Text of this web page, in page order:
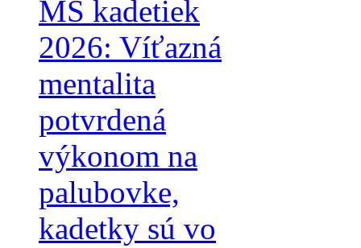
MS kadetiek
2026: Víťazná
mentalita
potvrdená
výkonom na
palubovke,
kadetky sú vo